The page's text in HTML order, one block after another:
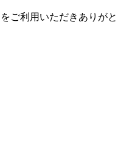
ご利用いただきありがと